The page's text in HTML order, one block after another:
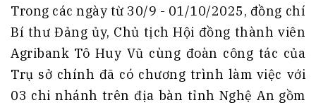
Trong các ngày từ 30/9 - 01/10/2025, đồng chí
Bí thư Đảng ủy, Chủ tịch Hội đồng thành viên
Agribank Tô Huy Vũ cùng đoàn công tác của
Trụ sở chính đã có chương trình làm việc với
03 chi nhánh trên địa bàn tỉnh Nghệ An gồm